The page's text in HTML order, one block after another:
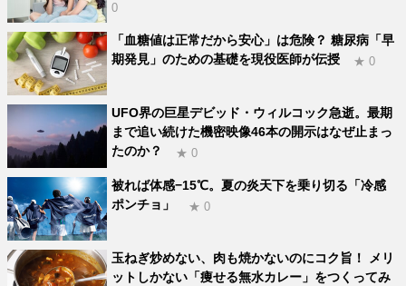
0
「血糖値は正常だから安心」は危険？ 糖尿病「早
期発見」のための基礎を現役医師が伝授
★ 0
UFO界の巨星デビッド・ウィルコック急逝。最期
まで追い続けた機密映像46本の開示はなぜ止まっ
たのか？
★ 0
被れば体感−15℃。夏の炎天下を乗り切る「冷感
ポンチョ」
★ 0
玉ねぎ炒めない、肉も焼かないのにコク旨！ メリ
ットしかない「痩せる無水カレー」をつくってみ